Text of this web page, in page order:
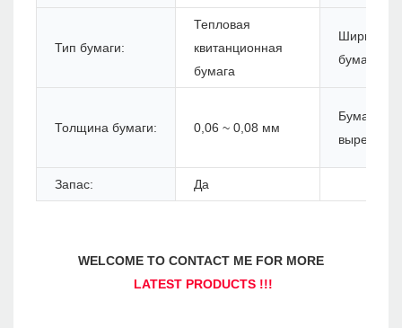
Тип бумаги:
Тепловая
квитанционная
бумага
Ширина
бумаги:
Толщина бумаги: 0,06 ~ 0,08 мм
Бумага
вырезан:
Запас: Да